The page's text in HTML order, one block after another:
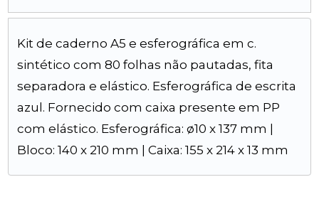
Kit de caderno A5 e esferográfica em c.
sintético com 80 folhas não pautadas, fita
separadora e elástico. Esferográfica de escrita
azul. Fornecido com caixa presente em PP
com elástico. Esferográfica: ø10 x 137 mm |
Bloco: 140 x 210 mm | Caixa: 155 x 214 x 13 mm